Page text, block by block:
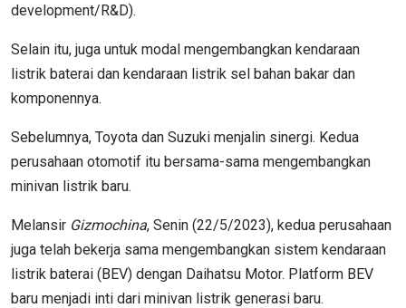
development/R&D).
Selain itu, juga untuk modal mengembangkan kendaraan
listrik baterai dan kendaraan listrik sel bahan bakar dan
komponennya.
Sebelumnya, Toyota dan Suzuki menjalin sinergi. Kedua
perusahaan otomotif itu bersama-sama mengembangkan
minivan listrik baru.
Melansir Gizmochina, Senin (22/5/2023), kedua perusahaan
juga telah bekerja sama mengembangkan sistem kendaraan
listrik baterai (BEV) dengan Daihatsu Motor. Platform BEV
baru menjadi inti dari minivan listrik generasi baru.